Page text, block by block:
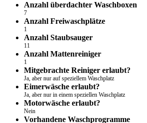
Anzahl überdachter Waschboxen
7
Anzahl Freiwaschplätze
1
Anzahl Staubsauger
11
Anzahl Mattenreiniger
1
Mitgebrachte Reiniger erlaubt?
Ja, aber nur auf speziellem Waschplatz
Eimerwäsche erlaubt?
Ja, aber nur in einem speziellen Waschplatz
Motorwäsche erlaubt?
Nein
Vorhandene Waschprogramme